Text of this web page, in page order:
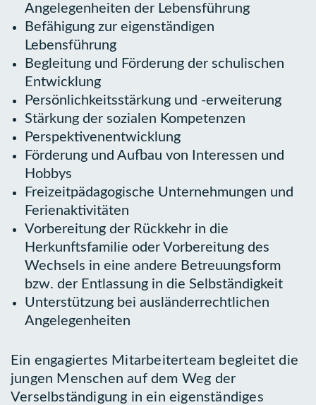
Angelegenheiten der Lebensführung
Befähigung zur eigenständigen
Lebensführung
Begleitung und Förderung der schulischen
Entwicklung
Persönlichkeitsstärkung und -erweiterung
Stärkung der sozialen Kompetenzen
Perspektivenentwicklung
Förderung und Aufbau von Interessen und
Hobbys
Freizeitpädagogische Unternehmungen und
Ferienaktivitäten
Vorbereitung der Rückkehr in die
Herkunftsfamilie oder Vorbereitung des
Wechsels in eine andere Betreuungsform
bzw. der Entlassung in die Selbständigkeit
Unterstützung bei ausländerrechtlichen
Angelegenheiten
Ein engagiertes Mitarbeiterteam begleitet die
jungen Menschen auf dem Weg der
Verselbständigung in ein eigenständiges